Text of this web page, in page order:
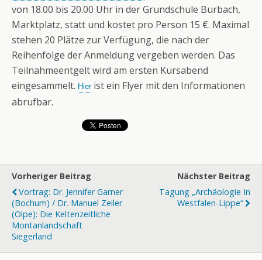
von 18.00 bis 20.00 Uhr in der Grundschule Burbach,
Marktplatz, statt und kostet pro Person 15 €. Maximal
stehen 20 Plätze zur Verfügung, die nach der
Reihenfolge der Anmeldung vergeben werden. Das
Teilnahmeentgelt wird am ersten Kursabend
eingesammelt. Hierist ein Flyer mit den Informationen
abrufbar.
Vorheriger Beitrag
Vortrag: Dr. Jennifer Garner
(Bochum) / Dr. Manuel Zeiler
(Olpe): Die Keltenzeitliche
Montanlandschaft
Siegerland
Nächster Beitrag
Tagung „Archäologie In
Westfalen-Lippe“